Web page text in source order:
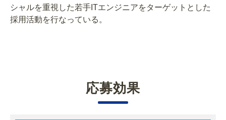
シャルを重視した若手ITエンジニアをターゲットとした
採用活動を行なっている。
応募効果